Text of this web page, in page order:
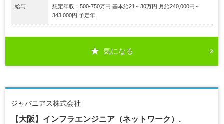
給与
想定年収：500-750万円 基本給21～30万円 月給240,000円～
343,000円 予定年...
気になる
ジャパニアス株式会社
【大阪】インフラエンジニア（ネットワーク）.